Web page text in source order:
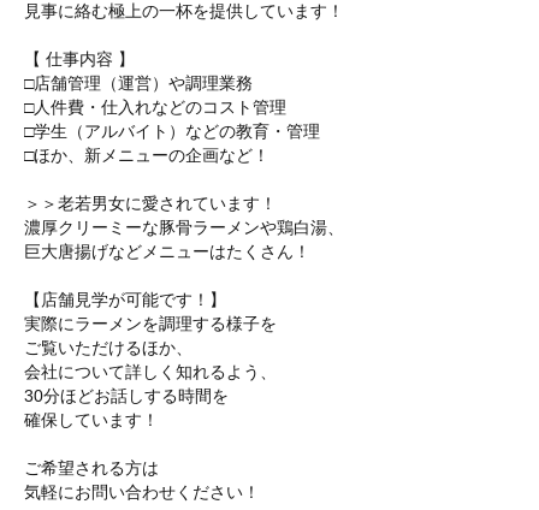
見事に絡む極上の一杯を提供しています！
【 仕事内容 】
□店舗管理（運営）や調理業務
□人件費・仕入れなどのコスト管理
□学生（アルバイト）などの教育・管理
□ほか、新メニューの企画など！
＞＞老若男女に愛されています！
濃厚クリーミーな豚骨ラーメンや鶏白湯、
巨大唐揚げなどメニューはたくさん！
【店舗見学が可能です！】
実際にラーメンを調理する様子を
ご覧いただけるほか、
会社について詳しく知れるよう、
30分ほどお話しする時間を
確保しています！
ご希望される方は
気軽にお問い合わせください！